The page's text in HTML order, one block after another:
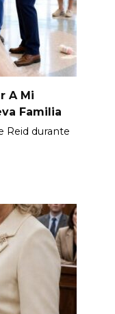
A Mi
Familia
Reid durante